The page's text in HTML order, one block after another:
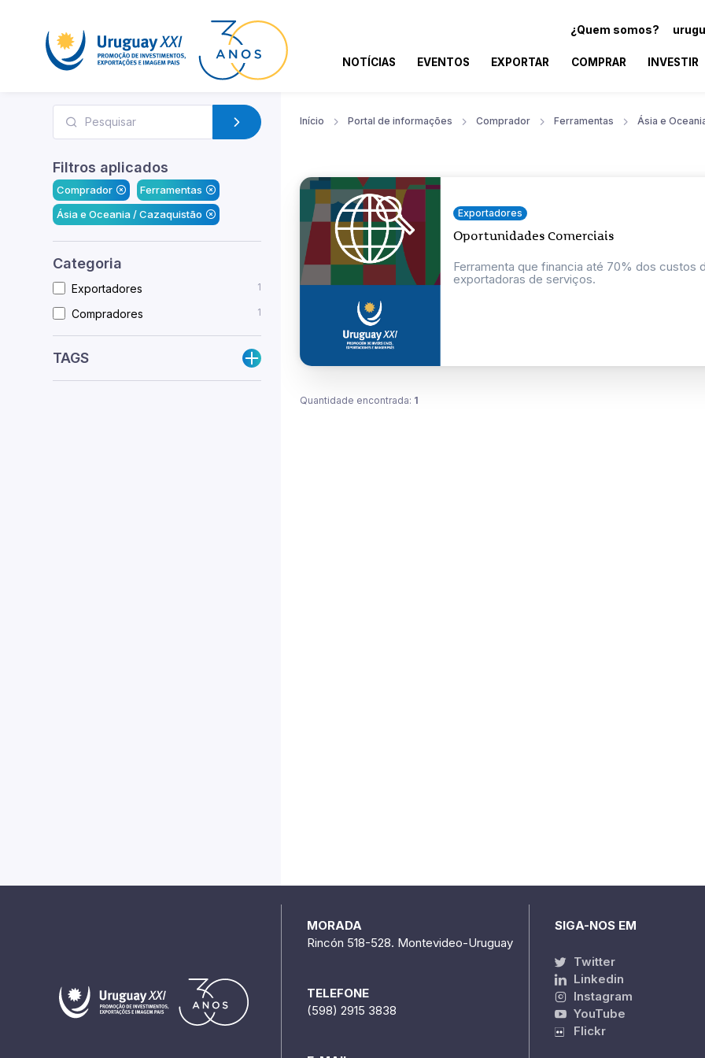
¿Quem somos?
NOTÍCIAS EVENTOS EXPORTAR COMPRAR INVESTIR
Filtros aplicados
Comprador
Ferramentas
Ásia e Oceania / Cazaquistão
Categoria
Exportadores 1
Compradores 1
TAGS
Início Portal de informações Comprador Ferramentas Ásia e
Exportadores
Oportunidades Comerciais
Ferramenta que financia até 70% dos custos
exportadoras de serviços.
Quantidade encontrada: 1
MORADA
Rincón 518-528. Montevideo-Uruguay
TELEFONE
(598) 2915 3838
SIGA-NOS EM
Twitter
Linkedin
Instagram
YouTube
Flickr